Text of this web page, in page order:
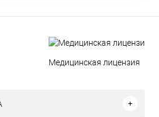
Медицинская лицензия